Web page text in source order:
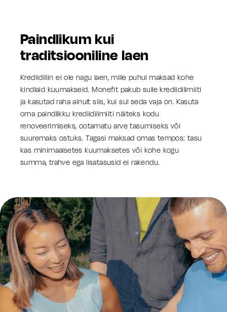
Paindlikum kui
traditsiooniline laen
Krediidiliin ei ole nagu laen, mille puhul maksad kohe
kindlaid kuumakseid. Monefit pakub sulle krediidilimiiti
ja kasutad raha ainult siis, kui sul seda vaja on. Kasuta
oma paindlikku krediidilimiiti näiteks kodu
renoveerimiseks, ootamatu arve tasumiseks või
suuremaks ostuks. Tagasi maksad omas tempos: tasu
kas minimaalsetes kuumaksetes või kohe kogu
summa, trahve ega lisatasusid ei rakendu.